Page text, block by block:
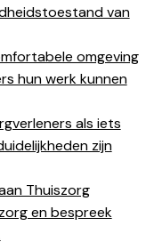
van
omgeving
hun werk kunnen
als iets
zijn
Thuiszorg
en bespreek